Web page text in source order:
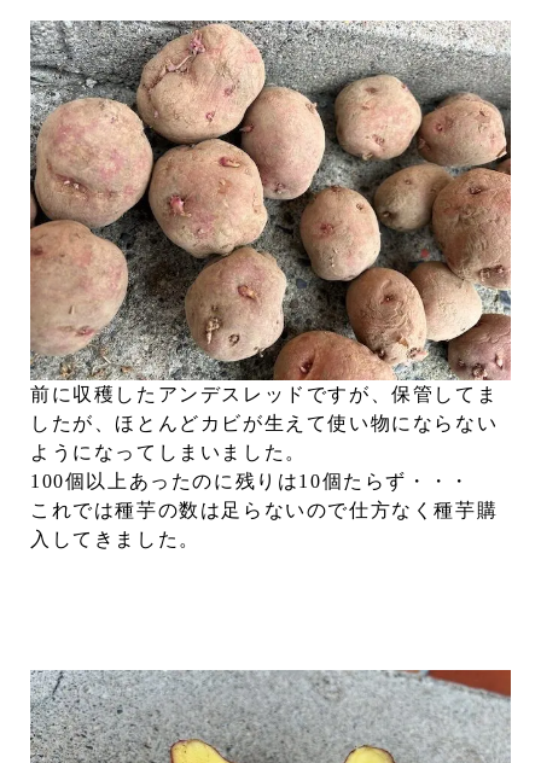
前に収穫したアンデスレッドですが、保管してま
したが、ほとんどカビが生えて使い物にならない
ようになってしまいました。
100個以上あったのに残りは10個たらず・・・
これでは種芋の数は足らないので仕方なく種芋購
入してきました。